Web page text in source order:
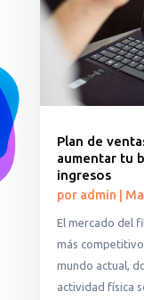
Plan de
aumentar tu
ingresos
por admin
El mercado del
más
mundo actual,
actividad física